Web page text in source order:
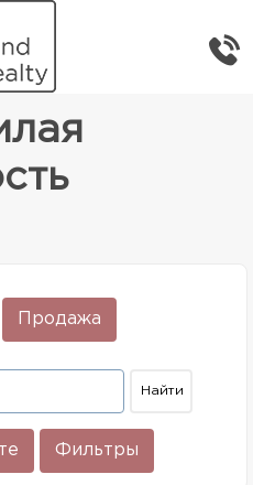
недвижимость
Продажа
Фильтры